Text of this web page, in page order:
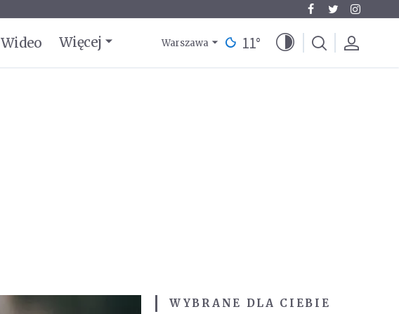
Wideo Więcej Warszawa 11°
WYBRANE DLA CIEBIE